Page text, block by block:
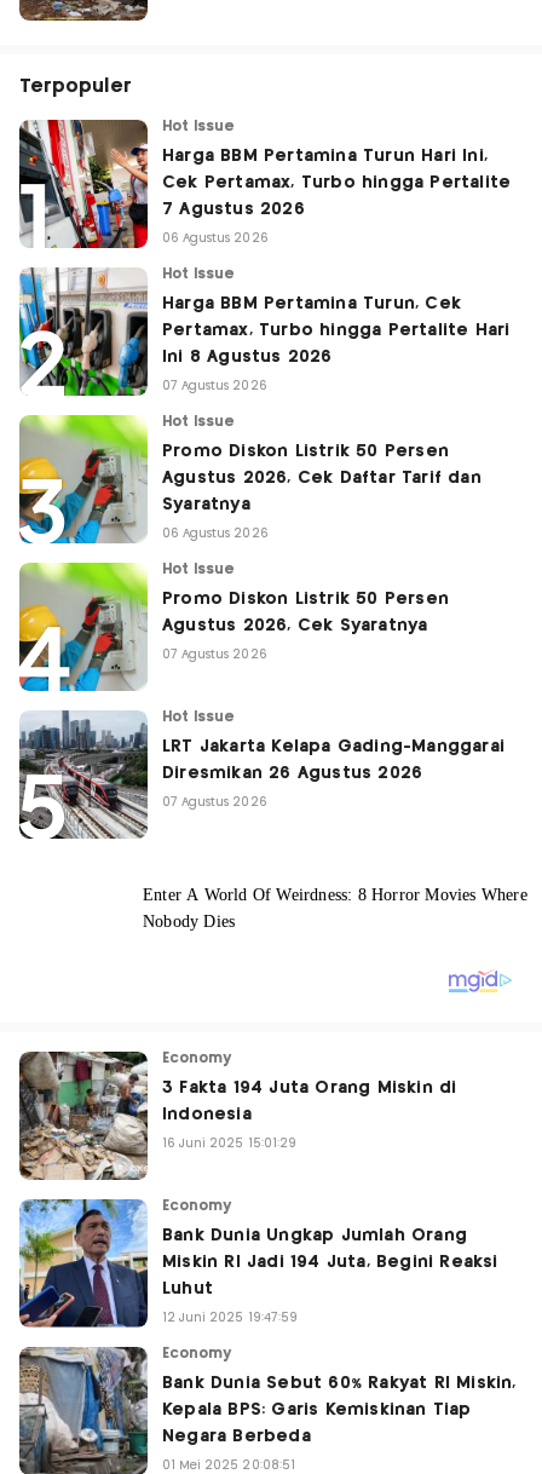
Terpopuler
Hot Issue
Harga BBM Pertamina Turun Hari Ini,
Cek Pertamax, Turbo hingga Pertalite
7 Agustus 2026
06 Agustus 2026
Hot Issue
Harga BBM Pertamina Turun, Cek
Pertamax, Turbo hingga Pertalite Hari
Ini 8 Agustus 2026
07 Agustus 2026
Hot Issue
Promo Diskon Listrik 50 Persen
Agustus 2026, Cek Daftar Tarif dan
Syaratnya
06 Agustus 2026
Hot Issue
Promo Diskon Listrik 50 Persen
Agustus 2026, Cek Syaratnya
07 Agustus 2026
Hot Issue
LRT Jakarta Kelapa Gading-Manggarai
Diresmikan 26 Agustus 2026
07 Agustus 2026
Economy
3 Fakta 194 Juta Orang Miskin di
Indonesia
16 Juni 2025 15:01:29
Economy
Bank Dunia Ungkap Jumlah Orang
Miskin RI Jadi 194 Juta, Begini Reaksi
Luhut
12 Juni 2025 19:47:59
Economy
Bank Dunia Sebut 60% Rakyat RI Miskin,
Kepala BPS: Garis Kemiskinan Tiap
Negara Berbeda
01 Mei 2025 20:08:51